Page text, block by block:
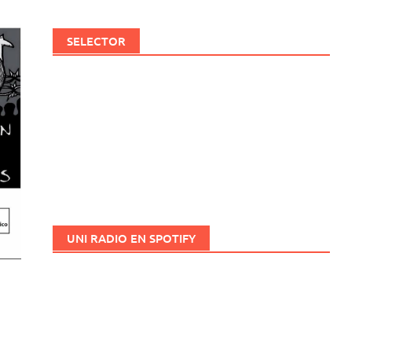
SELECTOR
UNI RADIO EN SPOTIFY